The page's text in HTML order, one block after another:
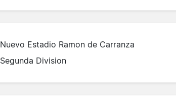
Nuevo Estadio Ramon de Carranza
Segunda Division